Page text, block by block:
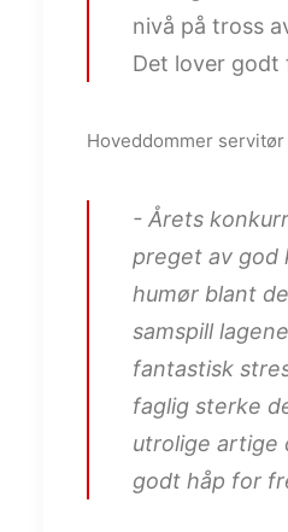
nivå på tross
Det lover
Hoveddommer
- Årets
preget av god
humør blant
samspill
fantastisk
faglig sterke
utrolige artige
godt håp for